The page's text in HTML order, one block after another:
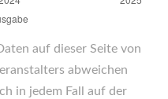
auf dieser Seite von
abweichen
in jedem Fall auf der